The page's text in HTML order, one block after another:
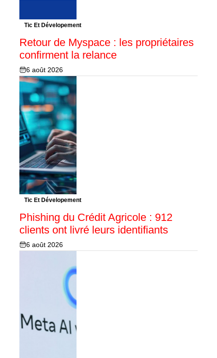
Tic Et Dévelopement
Retour de Myspace : les propriétaires
confirment la relance
6 août 2026
Tic Et Dévelopement
Phishing du Crédit Agricole : 912
clients ont livré leurs identifiants
6 août 2026